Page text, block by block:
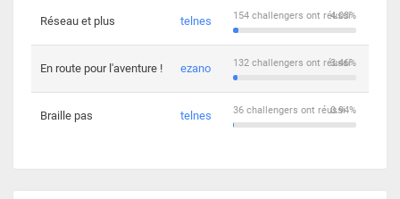
Réseau et plus telnes 4.03%
154 challengers ont réussi
En route pour l'aventure ! ezano 3.46%
132 challengers ont réussi
Braille pas telnes 0.94%
36 challengers ont réussi